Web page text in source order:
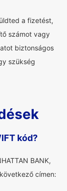
a fizetést,
számot vagy
biztonságos
szükség
kód?
BANK,
címen: